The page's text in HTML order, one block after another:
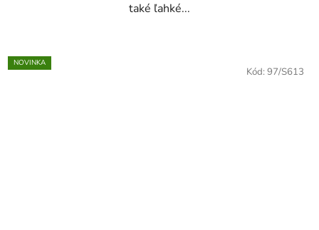
také ľahké...
NOVINKA
Kód: 97/S613